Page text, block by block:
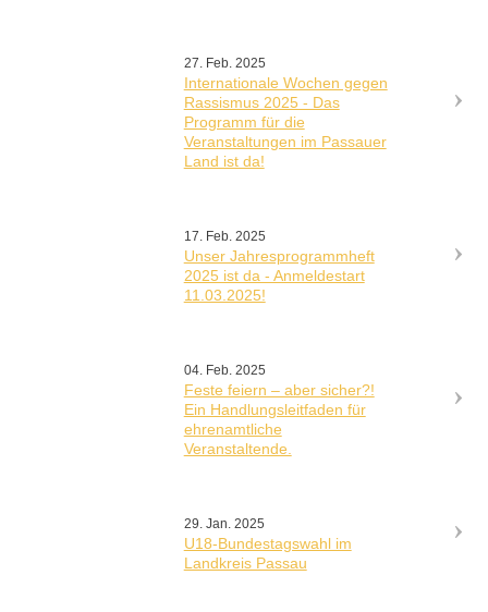
27. Feb. 2025
Internationale Wochen gegen
Rassismus 2025 - Das
Programm für die
Veranstaltungen im Passauer
Land ist da!
17. Feb. 2025
Unser Jahresprogrammheft
2025 ist da - Anmeldestart
11.03.2025!
04. Feb. 2025
Feste feiern – aber sicher?!
Ein Handlungsleitfaden für
ehrenamtliche
Veranstaltende.
29. Jan. 2025
U18-Bundestagswahl im
Landkreis Passau